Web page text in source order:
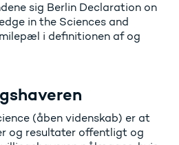
sig Berlin Declaration on
in the Sciences and
i definitionen af og
(åben videnskab) er at
og resultater offentligt og